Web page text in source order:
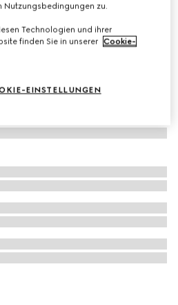
Nutzungsbedingungen zu.
Technologien und ihrer
finden Sie in unserer Cookie-
EINSTELLUNGEN